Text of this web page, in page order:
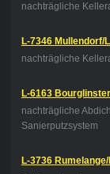
nachträgliche
L-7346 Mullendorf/
nachträgliche
L-6163
nachträgliche
Sanierputzsystem
L-3736